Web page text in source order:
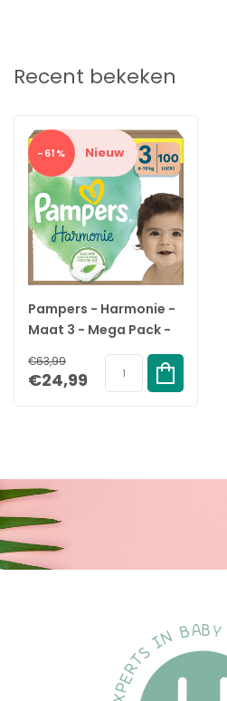
Recent bekeken
-61% Nieuw
Pampers - Harmonie -
Maat 3 - Mega Pack -
100 stuks - 6/10 KG
€63,99
€24,99